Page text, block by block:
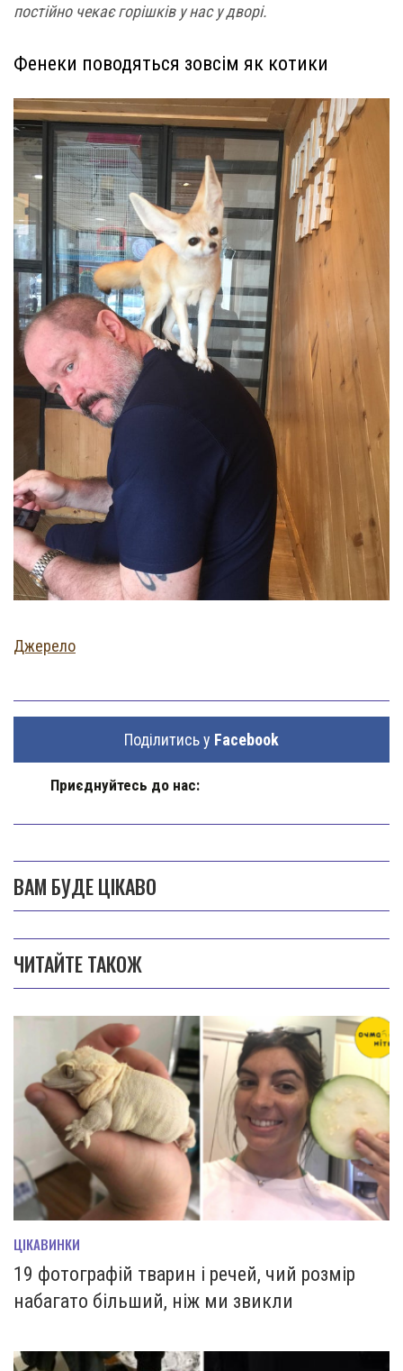
постійно чекає горішків у нас у дворі.
Фенеки поводяться зовсім як котики
Джерело
Поділитись у Facebook
Приєднуйтесь до нас:
ВАМ БУДЕ ЦІКАВО
ЧИТАЙТЕ ТАКОЖ
ЦІКАВИНКИ
19 фотографій тварин і речей, чий розмір
набагато більший, ніж ми звикли